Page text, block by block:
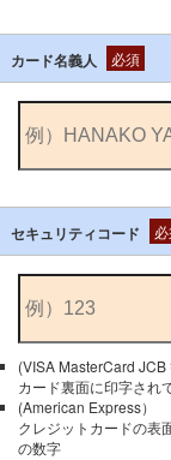
カード名義人 必須
セキュリティコード
(VISA MasterCard JCB
カード裏面に印字され
(American Express）
クレジットカードの表
の数字